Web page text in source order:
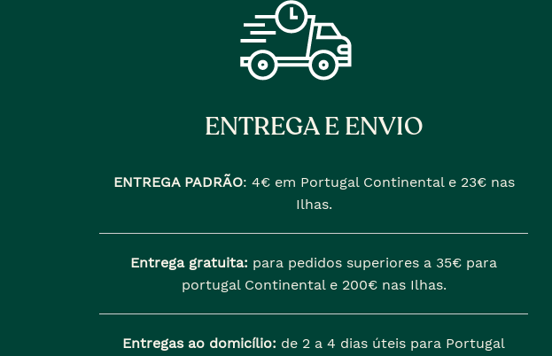
ENTREGA E ENVIO
ENTREGA PADRÃO: 4€ em Portugal Continental e 23€ nas
Ilhas.
Entrega gratuita: para pedidos superiores a 35€ para
portugal Continental e 200€ nas Ilhas.
Entregas ao domicílio: de 2 a 4 dias úteis para Portugal